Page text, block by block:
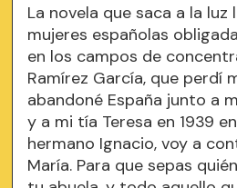
La novela que saca a la luz
mujeres españolas
en los campos de
Ramírez García, que perdí
abandoné España junto a
y a mi tía Teresa en 1939
hermano Ignacio, voy a
María. Para que sepas